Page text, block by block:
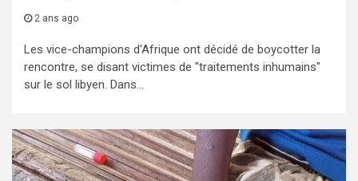
2 ans ago
Les vice-champions d'Afrique ont décidé de boycotter la
rencontre, se disant victimes de "traitements inhumains"
sur le sol libyen. Dans...